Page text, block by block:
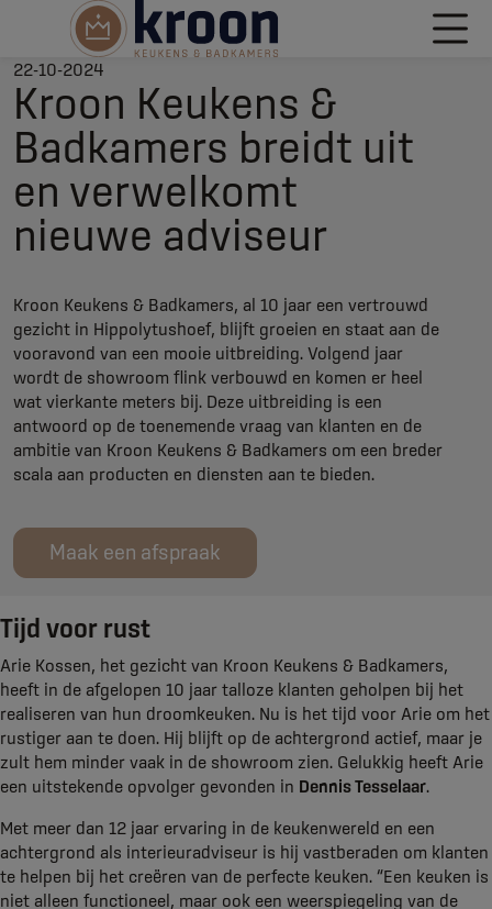
22-10-2024
Kroon Keukens &
Badkamers breidt uit
en verwelkomt
nieuwe adviseur
Kroon Keukens & Badkamers, al 10 jaar een vertrouwd
gezicht in Hippolytushoef, blijft groeien en staat aan de
vooravond van een mooie uitbreiding. Volgend jaar
wordt de showroom flink verbouwd en komen er heel
wat vierkante meters bij. Deze uitbreiding is een
antwoord op de toenemende vraag van klanten en de
ambitie van Kroon Keukens & Badkamers om een breder
scala aan producten en diensten aan te bieden.
Maak een afspraak
Tijd voor rust
Arie Kossen, het gezicht van Kroon Keukens & Badkamers,
heeft in de afgelopen 10 jaar talloze klanten geholpen bij het
realiseren van hun droomkeuken. Nu is het tijd voor Arie om het
rustiger aan te doen. Hij blijft op de achtergrond actief, maar je
zult hem minder vaak in de showroom zien. Gelukkig heeft Arie
een uitstekende opvolger gevonden in Dennis Tesselaar
Met meer dan 12 jaar ervaring in de keukenwereld en een
achtergrond als interieuradviseur is hij vastberaden om klanten
te helpen bij het creëren van de perfecte keuken. “Een keuken is
niet alleen functioneel, maar ook een weerspiegeling van de